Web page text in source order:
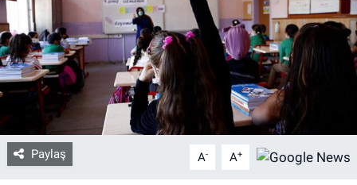
Paylaş A- A+
Yaşam
Gözden Kaçmasın
İletişim (Künye)